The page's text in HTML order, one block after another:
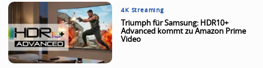
4K Streaming
Triumph für Samsung: HDR10+
Advanced kommt zu Amazon Prime
Video